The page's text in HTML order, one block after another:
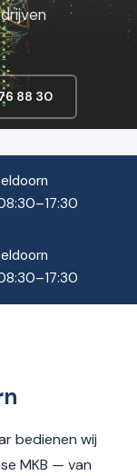
88 30
bedienen wij
MKB — van